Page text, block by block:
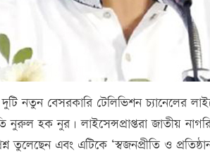
নতুন বেসরকারি টেলিভিশন চ্যানেলের
হক নুর। লাইসেন্সপ্রাপ্তরা জাতীয়
তুলেছেন এবং এটিকে ‘স্বজনপ্রীতি ও